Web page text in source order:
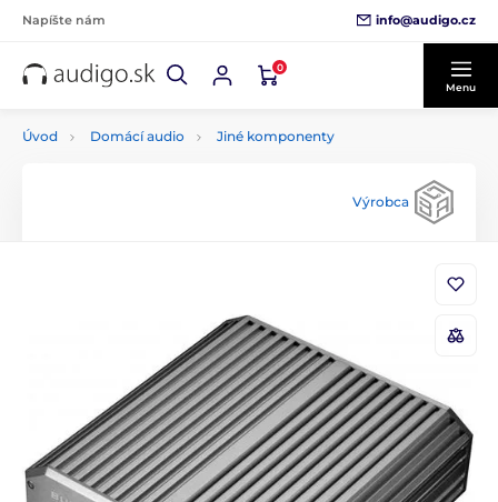
Napíšte nám info@audigo.cz
0
Menu
Úvod Domácí audio Jiné komponenty
Výrobca